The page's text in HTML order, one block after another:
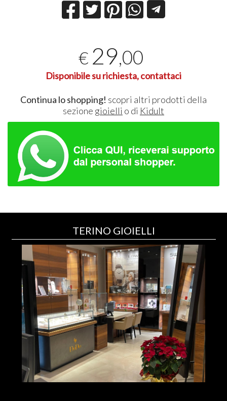
€ 29,00
Disponibile su richiesta, contattaci
Continua lo shopping! scopri altri prodotti della
sezione gioielli o di Kidult
TERINO GIOIELLI